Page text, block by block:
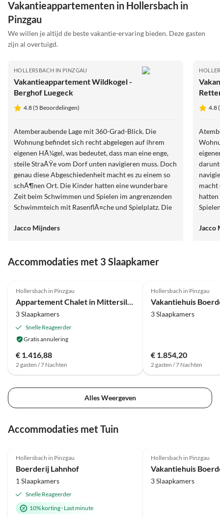
Vakantieappartementen in Hollersbach in
Pinzgau
We willen je altijd de beste vakantie-ervaring bieden. Deze gasten
zijn al overtuigd.
HOLLERSBACH IN PINZGAU
Vakantieappartement Wildkogel -
Berghof Luegeck
4.8 (5 Beoordelingen)
Atemberaubende Lage mit 360-Grad-Blick. Die
Wohnung befindet sich recht abgelegen auf ihrem
eigenen HÃ¼gel, was bedeutet, dass man eine enge,
steile StraÃŸe vom Dorf unten navigieren muss. Doch
genau diese Abgeschiedenheit macht es zu einem so
schÃ¶nen Ort. Die Kinder hatten eine wunderbare
Zeit beim Schwimmen und Spielen im angrenzenden
Schwimmteich mit RasenflÃ¤che und Spielplatz. Die
wunderschÃ¶n ausgestattet und von einem Balkon
schÃ¶nsten Orte, an denen ich je Urlaub gemacht
Jacco Mijnders
4.8
macht
Jacco
Accommodaties met 3 Slaapkamer
Hollersbach in Pinzgau
Appartement Chalet in Mittersill bij Skilift & Sauna
3 Slaapkamers
Snelle Reageerder
Gratis annulering
€ 1.416,88
2 gasten / 7 Nachten
Hollersbach in Pinzgau
3 Slaapkamers
€ 1.854,20
2 gasten / 7 Nachten
Alles Weergeven
Accommodaties met Tuin
Boerderijvakantie
Hollersbach in Pinzgau
Boerderij Lahnhof
1 Slaapkamers
Snelle Reageerder
10% korting· Last minute
Hollersbach in Pinzgau
3 Slaapkamers